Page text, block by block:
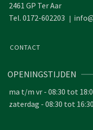
2461 GP Ter Aar
Tel. 0172-602203 |
CONTACT
OPENINGSTIJDEN
ma t/m vr - 08:30 tot
zaterdag - 08:30 tot